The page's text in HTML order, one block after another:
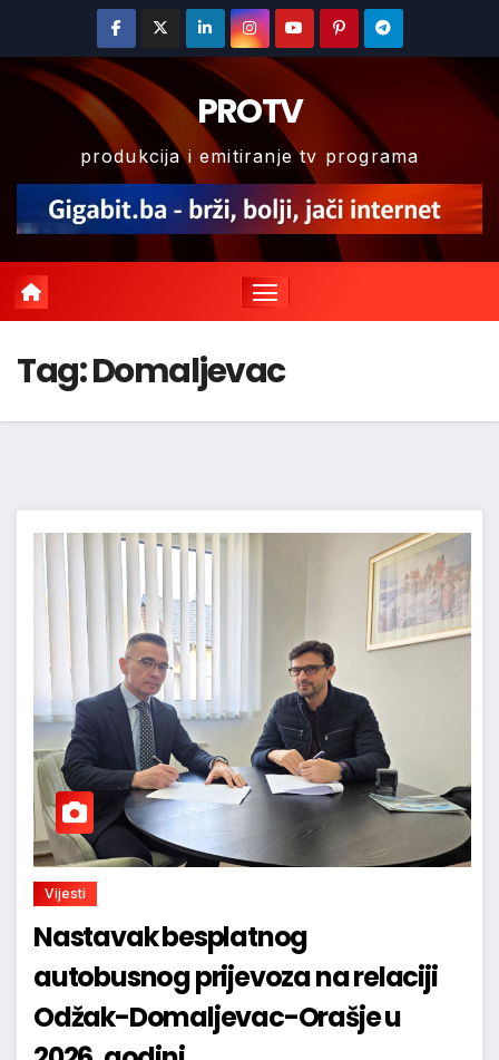
content
PROTV
produkcija i emitiranje tv programa
Tag:Domaljevac
Vijesti
Nastavak besplatnog
autobusnog prijevoza na relaciji
Odžak-Domaljevac-Orašje u